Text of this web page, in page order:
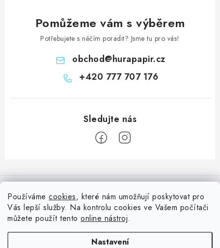
Používáme cookies, které nám umožňují poskytovat pro
Vás lepší služby. Na kontrolu cookies ve Vašem počítači
můžete použít tento online nástroj.
Nastavení
Pomůžeme vám s výběrem
Potřebujete s něčím poradit? Jsme tu pro vás!
obchod@hurapapir.cz
+420 777 707 176
á
Doprava
Nepřehlédněte
Blog s nápady a návody